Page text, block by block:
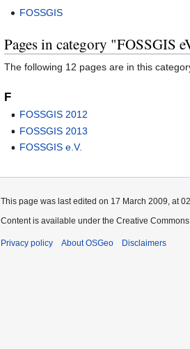
FOSSGIS
Pages in category "FOSSGIS
The following 12 pages are in this
F
FOSSGIS 2012
FOSSGIS 2013
FOSSGIS e.V.
This page was last edited on 17 March 2009, at
Content is available under the Creative
Privacy policy About OSGeo Disclaimers